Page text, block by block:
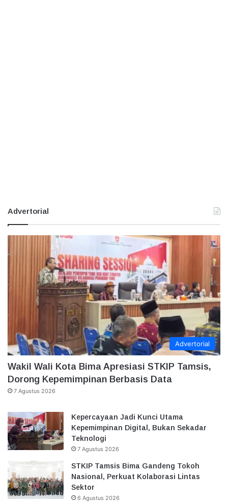
Advertorial
Advertorial
Wakil Wali Kota Bima Apresiasi STKIP Tamsis,
Dorong Kepemimpinan Berbasis Data
7 Agustus 2026
Kepercayaan Jadi Kunci Utama
Kepemimpinan Digital, Bukan Sekadar
Teknologi
7 Agustus 2026
STKIP Tamsis Bima Gandeng Tokoh
Nasional, Perkuat Kolaborasi Lintas
Sektor
6 Agustus 2026